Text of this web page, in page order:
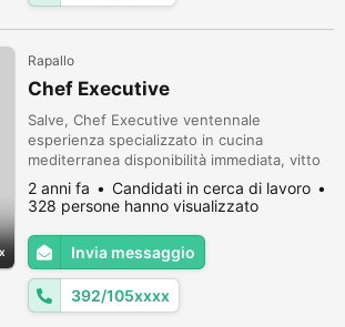
Rapallo
Chef Executive
Salve, Chef Executive ventennale
esperienza specializzato in cucina
mediterranea disponibilità immediata, vitto
alloggio non insieme alla brigata, valuto
proposte, astenersi perditempo, per info
392/1052508 grazie
2 anni fa
Candidati in cerca di lavoro
328 persone hanno visualizzato
Invia messaggio
392/105xxxx